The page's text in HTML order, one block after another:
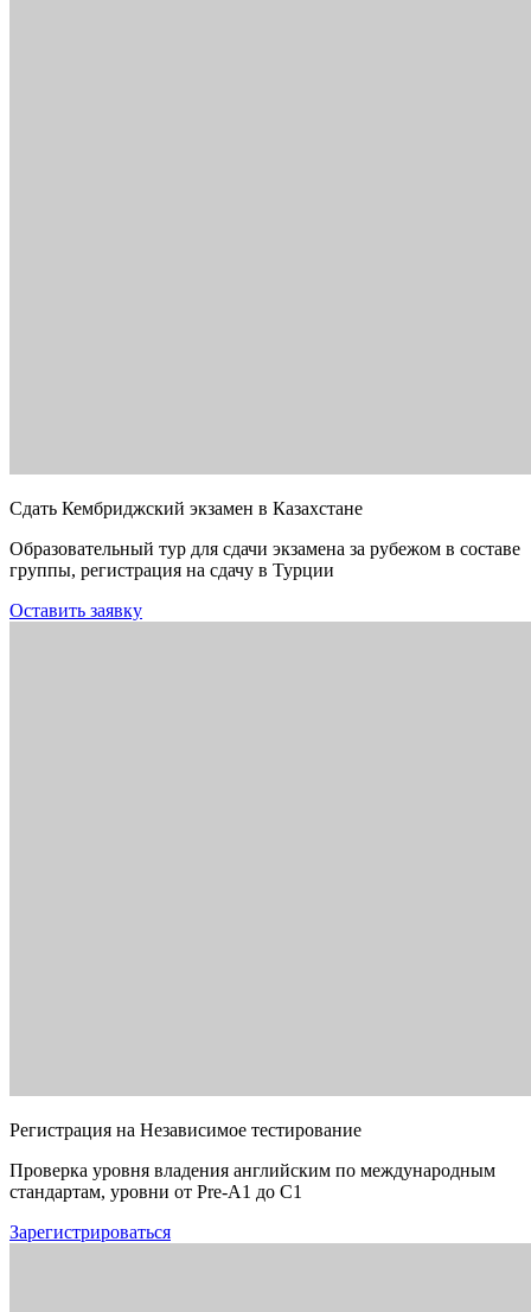
Сдать Кембриджский экзамен в Казахстане
Образовательный тур для сдачи экзамена за рубежом в составе
группы, регистрация на сдачу в Турции
Оставить заявку
Регистрация на Независимое тестирование
Проверка уровня владения английским по международным
стандартам, уровни от Pre-A1 до C1
Зарегистрироваться